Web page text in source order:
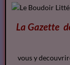
La Gazette
vous y